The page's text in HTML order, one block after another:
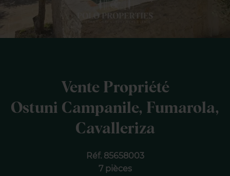
Vente Propriété
Ostuni Campanile, Fumarola,
Cavalleriza
Réf. 85658003
7 pièces